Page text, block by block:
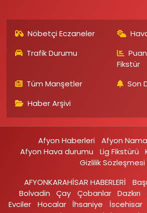
Nöbetçi Eczaneler
Trafik Durumu
Fikstür
Tüm Manşetler
Son
Haber Arşivi
Afyon Haberleri
Afyon
Afyon Hava durumu
Lig Fikstürü
Gizlilik Sözleşmesi
AFYONKARAHİSAR HABERLERİ
Bolvadin
Çay Çobanlar Dazkırı
Evciler‎
Hocalar İhsaniye‎ İscehisar